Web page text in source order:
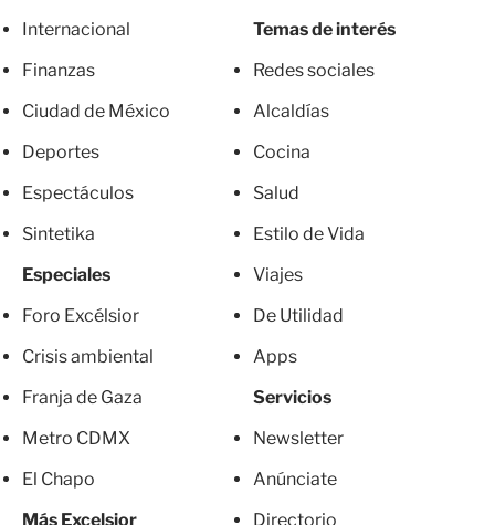
Internacional
Finanzas
Ciudad de México
Deportes
Espectáculos
Sintetika
Especiales
Foro Excélsior
Crisis ambiental
Franja de Gaza
Metro CDMX
El Chapo
Más Excelsior
Temas de interés
Redes sociales
Alcaldías
Cocina
Salud
Estilo de Vida
Viajes
De Utilidad
Apps
Servicios
Newsletter
Anúnciate
Directorio